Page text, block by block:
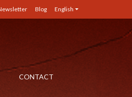
Blog English
CONTACT